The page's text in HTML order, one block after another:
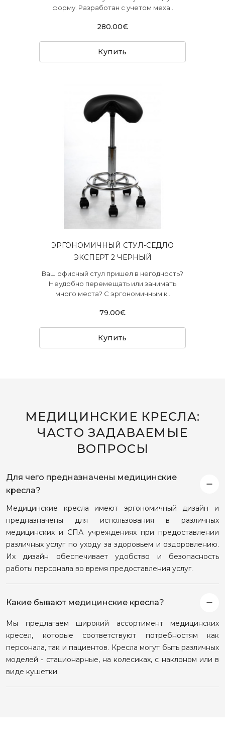
форму. Разработан с учетом меха..
280.00€
Купить
ЭРГОНОМИЧНЫЙ СТУЛ-СЕДЛО
ЭКСПЕРТ 2 ЧЕРНЫЙ
Ваш офисный стул пришел в негодность?
Неудобно перемещать или занимать
много места? С эргономичным к..
79.00€
Купить
МЕДИЦИНСКИЕ КРЕСЛА:
ЧАСТО ЗАДАВАЕМЫЕ
ВОПРОСЫ
Для чего предназначены медицинские
кресла?
Медицинские кресла имеют эргономичный дизайн и
предназначены для использования в различных
медицинских и СПА учреждениях при предоставлении
различных услуг по уходу за здоровьем и оздоровлению.
Их дизайн обеспечивает удобство и безопасность
работы персонала во время предоставления услуг.
Какие бывают медицинские кресла?
Мы предлагаем широкий ассортимент медицинских
кресел, которые соответствуют потребностям как
персонала, так и пациентов. Кресла могут быть различных
моделей - стационарные, на колесиках, с наклоном или в
виде кушетки.